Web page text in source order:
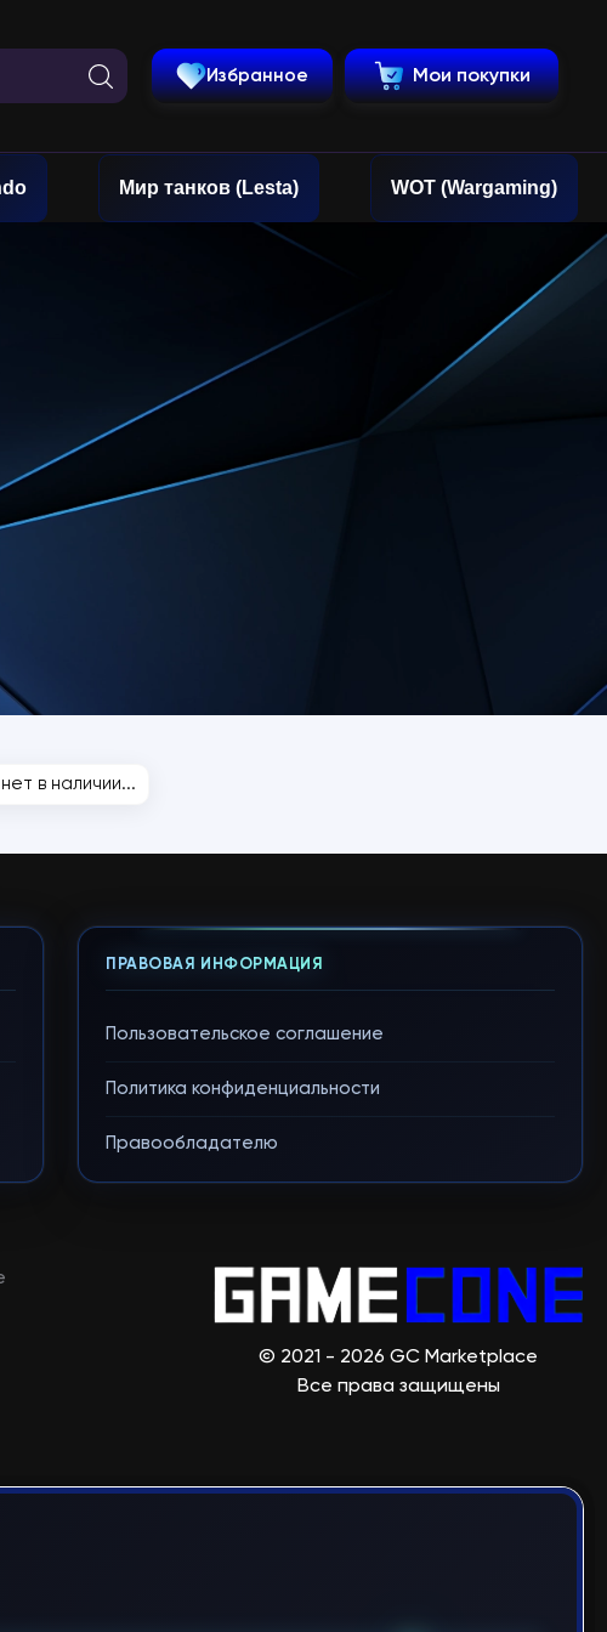
Избранное Мои покупки
Мир танков (Lesta) WOT (Wargaming)
в наличии...
ПРАВОВАЯ ИНФОРМАЦИЯ
Пользовательское соглашение
Политика конфиденциальности
Правообладателю
© 2021 - 2026 GC Marketplace
Все права защищены